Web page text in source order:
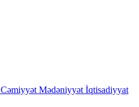
Cəmiyyət Mədəniyyət İqtisadiyyat